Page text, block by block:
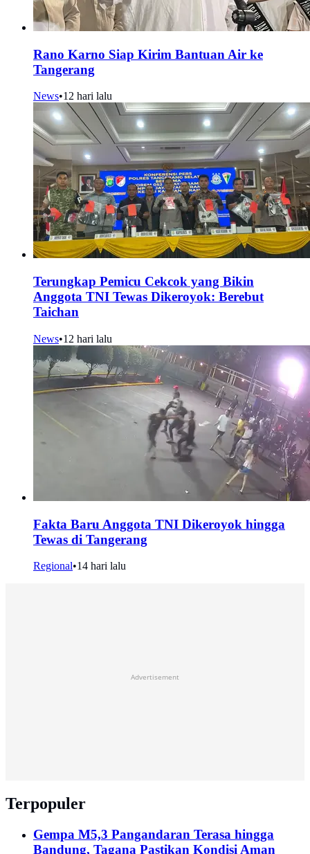
Rano Karno Siap Kirim Bantuan Air ke
Tangerang
News•12 hari lalu
Terungkap Pemicu Cekcok yang Bikin
Anggota TNI Tewas Dikeroyok: Berebut
Taichan
News•12 hari lalu
Fakta Baru Anggota TNI Dikeroyok hingga
Tewas di Tangerang
Regional•14 hari lalu
Advertisement
Terpopuler
Gempa M5,3 Pangandaran Terasa hingga
Bandung, Tagana Pastikan Kondisi Aman